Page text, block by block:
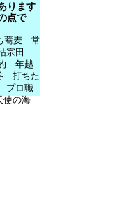
ります
点で
蕎麦 常
宗田
年越
打ちた
プロ職
の海